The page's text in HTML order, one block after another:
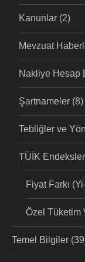
Kanunlar (2)
Mevzuat
Nakliye Hesap
Şartnameler (8)
Tebliğler ve
TÜİK
Fiyat Farkı
Özel Tüketim
Temel Bilgiler